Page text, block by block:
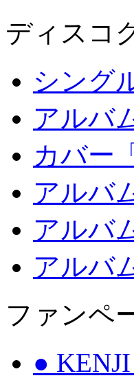
ディスコ
シング
アルバ
カバー
アルバ
アルバ
アルバ
ファンペ
●